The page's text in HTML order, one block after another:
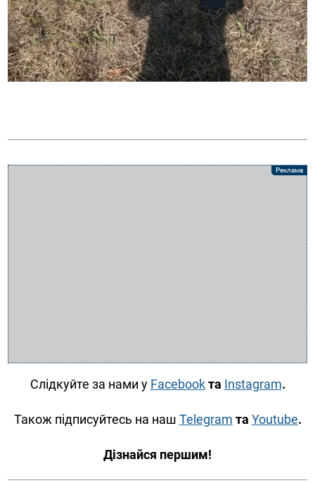
Слідкуйте за нами у Facebookта Instagram.
Також підписуйтесь на наш Telegram та Youtube.
Дізнайся першим!